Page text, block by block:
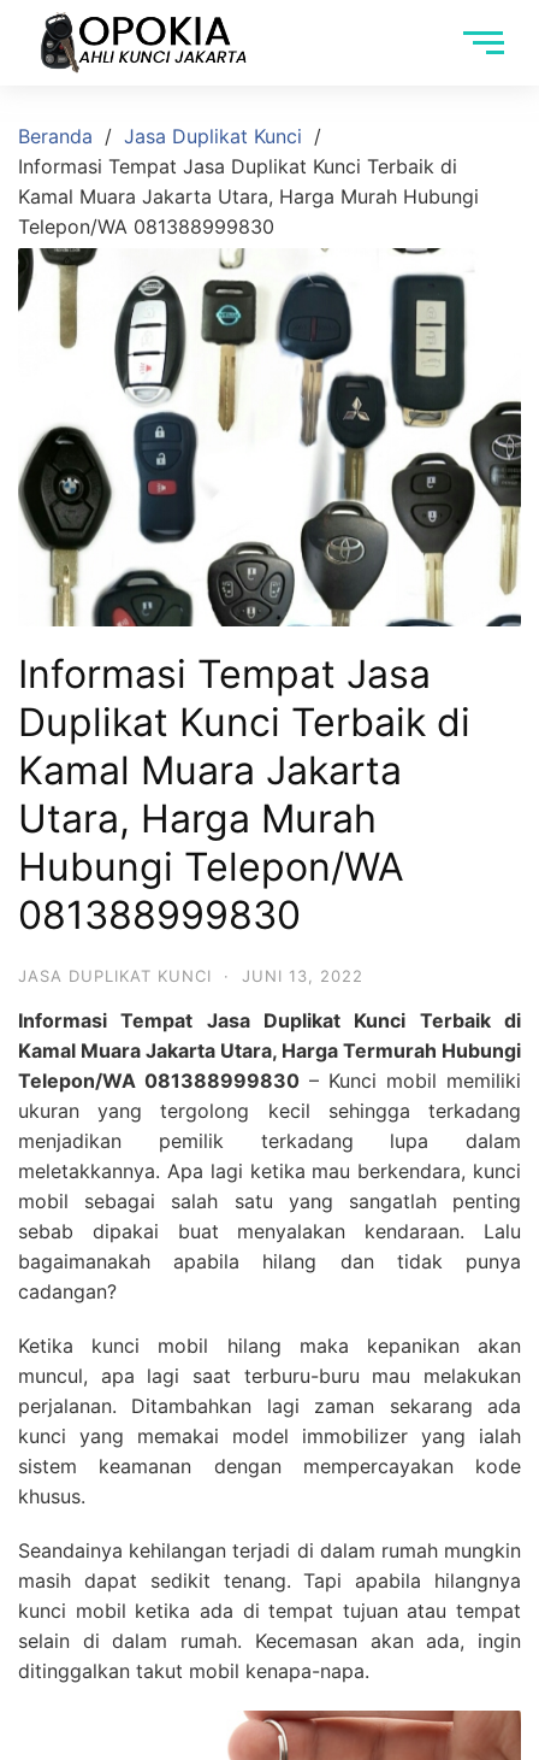
Beranda
Jasa Duplikat Kunci
Informasi Tempat Jasa Duplikat Kunci Terbaik di
Kamal Muara Jakarta Utara, Harga Murah Hubungi
Telepon/WA 081388999830
Informasi Tempat Jasa
Duplikat Kunci Terbaik di
Kamal Muara Jakarta
Utara, Harga Murah
Hubungi Telepon/WA
081388999830
JASA DUPLIKAT KUNCI · JUNI 13, 2022
Informasi Tempat Jasa Duplikat Kunci Terbaik di
Kamal Muara Jakarta Utara, Harga Termurah Hubungi
Telepon/WA 081388999830 – Kunci mobil memiliki
ukuran yang tergolong kecil sehingga terkadang
menjadikan pemilik terkadang lupa dalam
meletakkannya. Apa lagi ketika mau berkendara, kunci
mobil sebagai salah satu yang sangatlah penting
sebab dipakai buat menyalakan kendaraan. Lalu
bagaimanakah apabila hilang dan tidak punya
cadangan?
Ketika kunci mobil hilang maka kepanikan akan
muncul, apa lagi saat terburu-buru mau melakukan
perjalanan. Ditambahkan lagi zaman sekarang ada
kunci yang memakai model immobilizer yang ialah
sistem keamanan dengan mempercayakan kode
khusus.
Seandainya kehilangan terjadi di dalam rumah mungkin
masih dapat sedikit tenang. Tapi apabila hilangnya
kunci mobil ketika ada di tempat tujuan atau tempat
selain di dalam rumah. Kecemasan akan ada, ingin
ditinggalkan takut mobil kenapa-napa.